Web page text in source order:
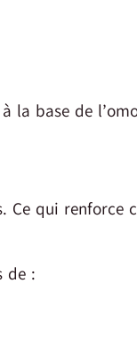
la base de
Ce qui renforce
de :